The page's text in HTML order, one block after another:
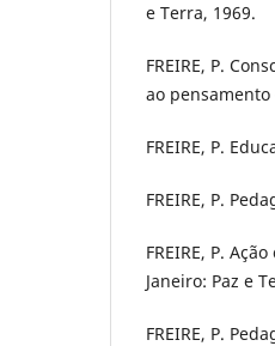
e Terra, 1969.
FREIRE, P.
ao pensamento
FREIRE, P.
FREIRE, P.
FREIRE, P.
Janeiro: Paz e
FREIRE, P.